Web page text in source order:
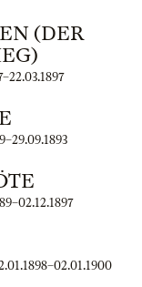
(DER
–22.03.1897
–29.09.1893
–02.12.1897
–02.01.1900